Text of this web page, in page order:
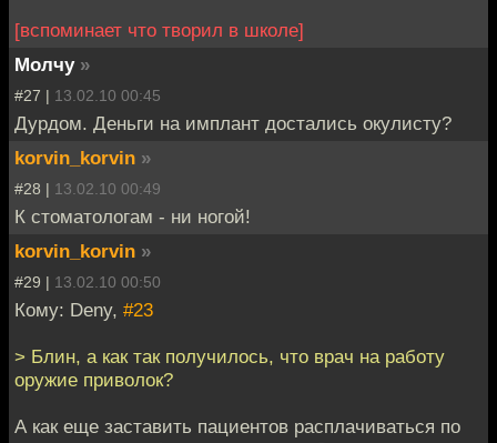
[вспоминает что творил в школе]
Молчу »
#27 | 13.02.10 00:45
Дурдом. Деньги на имплант достались окулисту?
korvin_korvin »
#28 | 13.02.10 00:49
К стоматологам - ни ногой!
korvin_korvin »
#29 | 13.02.10 00:50
Кому: Deny, #23
> Блин, а как так получилось, что врач на работу
оружие приволок?
А как еще заставить пациентов расплачиваться по